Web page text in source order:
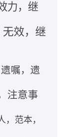
力，继
效，继
嘱，遗
注意事
，范本，